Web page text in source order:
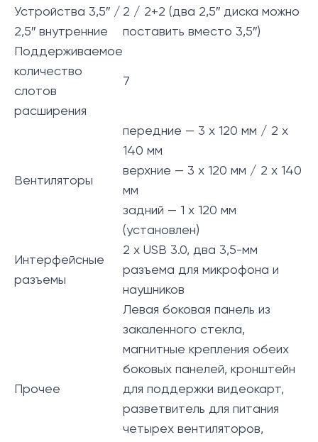
Устройства 3,5″ /
2,5″ внутренние
2 / 2+2 (два 2,5″ диска можно
поставить вместо 3,5″)
Поддерживаемое
количество
слотов
расширения
7
Вентиляторы
передние — 3 х 120 мм / 2 х
140 мм
верхние — 3 х 120 мм / 2 х 140
мм
задний — 1 х 120 мм
(установлен)
Интерфейсные
разъемы
2 x USB 3.0, два 3,5-мм
разъема для микрофона и
наушников
Прочее
Левая боковая панель из
закаленного стекла,
магнитные крепления обеих
боковых панелей, кронштейн
для поддержки видеокарт,
разветвитель для питания
четырех вентиляторов,